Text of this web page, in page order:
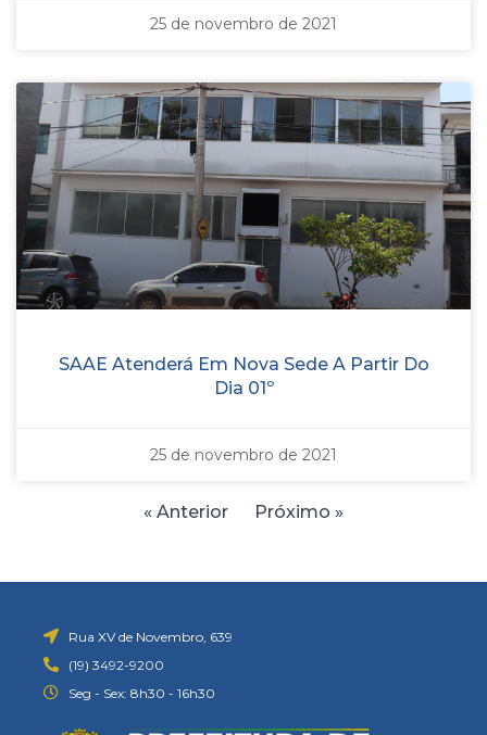
25 de novembro de 2021
SAAE Atenderá Em Nova Sede A Partir Do
Dia 01º
25 de novembro de 2021
« Anterior Próximo »
Rua XV de Novembro, 639
(19) 3492-9200
Seg - Sex: 8h30 - 16h30